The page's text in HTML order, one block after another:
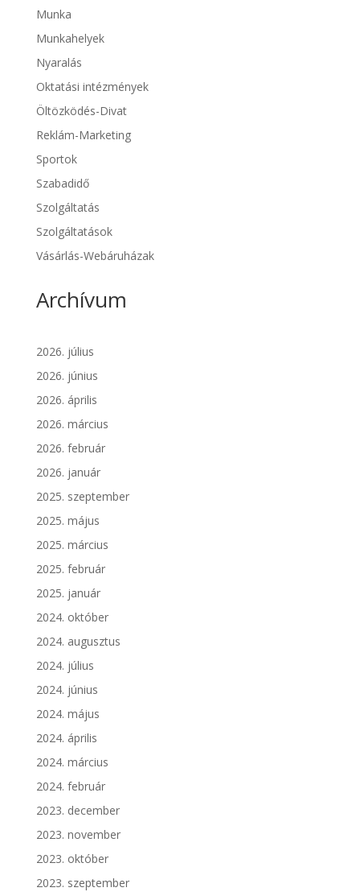
Munka
Munkahelyek
Nyaralás
Oktatási intézmények
Öltözködés-Divat
Reklám-Marketing
Sportok
Szabadidő
Szolgáltatás
Szolgáltatások
Vásárlás-Webáruházak
Archívum
2026. július
2026. június
2026. április
2026. március
2026. február
2026. január
2025. szeptember
2025. május
2025. március
2025. február
2025. január
2024. október
2024. augusztus
2024. július
2024. június
2024. május
2024. április
2024. március
2024. február
2023. december
2023. november
2023. október
2023. szeptember